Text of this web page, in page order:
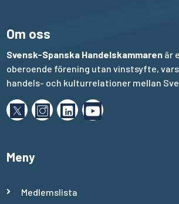
Om oss
Svensk-Spanska Handelskammaren är
oberoende förening utan vinstsyfte,
handels- och kulturrelationer mellan
Meny
Medlemslista